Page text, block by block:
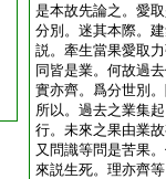
是本故先論之。愛
分別。迷其本際。
説。牽生當果愛取
同皆是業。何故過
實亦齊。爲分世別
所以。過去之業集
行。未來之果由業
又問識等問是苦果
來説生死。理亦齊